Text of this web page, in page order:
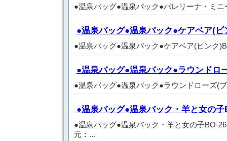
●温泉バッグ●温泉バック●バレリーナ・ミ
●温泉バッグ●温泉バック●ケアベア(ピ
●温泉バッグ●温泉バック●ケアベア(ピンク
●温泉バッグ●温泉バック●ラウンドロ
●温泉バッグ●温泉バック●ラウンドローズ(
●温泉バッグ●温泉バック・羊と女の子
●温泉バッグ●温泉バック・羊と女の子BO-
元：...